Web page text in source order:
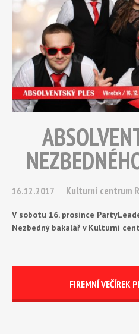
16.12.2017 Kulturní centrum
V sobotu 16. prosince
Nezbedný bakalář v Kulturní
FIREMNÍ VEČÍREK